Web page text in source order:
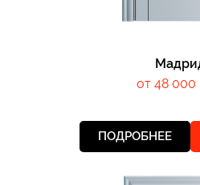
от 48 000
ПОДРОБНЕЕ